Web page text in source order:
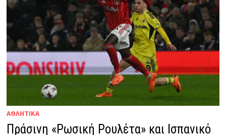
ΑΘΛΗΤΙΚΑ
Πράσινη «Ρωσική Ρουλέτα» και Ισπανικό